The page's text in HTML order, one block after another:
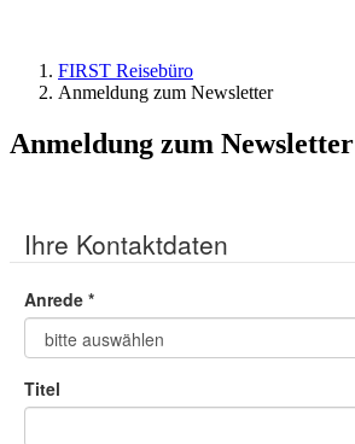
FIRST Reisebüro
Anmeldung zum Newsletter
Anmeldung zum Newsletter